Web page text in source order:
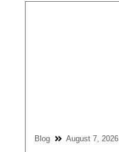
Blog August 7, 2026